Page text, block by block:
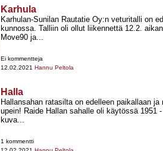
Karhula
Karhulan-​Sunilan Rautatie Oy:n veturitalli on
kunnossa. Talliin oli ollut liikennettä 12.2.
Move90 ja...
Ei kommentteja
12.02.2021 Hannu Peltola
Halla
Hallansahan ratasilta on edelleen paikallaan
upein! Raide Hallan sahalle oli käytössä 1951
kuva...
1 kommentti